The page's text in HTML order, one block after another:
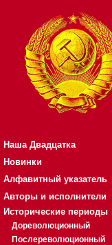
Наша Двадцатка
Новинки
Алфавитный указатель
Авторы и исполнители
Исторические периоды
Дореволюционный
Послереволюционный